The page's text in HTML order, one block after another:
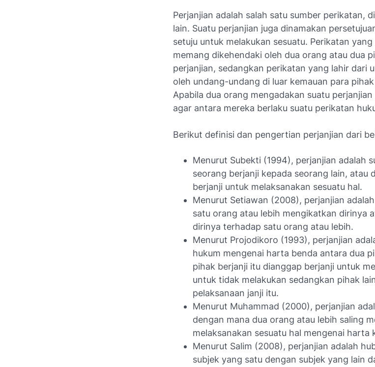
Perjanjian adalah salah satu sumber perikatan,
lain. Suatu perjanjian juga dinamakan
setuju untuk melakukan sesuatu. Perikatan
memang dikehendaki oleh dua orang atau dua
perjanjian, sedangkan perikatan yang lahir dari
oleh undang-undang di luar kemauan para
Apabila dua orang mengadakan suatu
agar antara mereka berlaku suatu perikatan
Berikut definisi dan pengertian perjanjian dari
Menurut Subekti (1994), perjanjian adalah
seorang berjanji kepada seorang lain, atau
berjanji untuk melaksanakan sesuatu hal.
Menurut Setiawan (2008), perjanjian
satu orang atau lebih mengikatkan dirinya
dirinya terhadap satu orang atau lebih.
Menurut Projodikoro (1993), perjanjian
hukum mengenai harta benda antara dua
pihak berjanji itu dianggap berjanji untuk
untuk tidak melakukan sedangkan pihak
pelaksanaan janji itu.
Menurut Muhammad (2000), perjanjian
dengan mana dua orang atau lebih saling
melaksanakan sesuatu hal mengenai harta
Menurut Salim (2008), perjanjian adalah
subjek yang satu dengan subjek yang lain